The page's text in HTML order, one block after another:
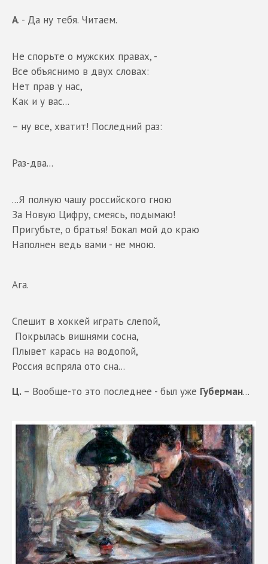
А. - Да ну тебя. Читаем.
Не спорьте о мужских правах, -
Все объяснимо в двух словах:
Нет прав у нас,
Как и у вас...
– ну все, хватит! Последний раз:
Раз-два...
...Я полную чашу российского гною
За Новую Цифру, смеясь, подымаю!
Пригубьте, о братья! Бокал мой до краю
Наполнен ведь вами - не мною.
Ага.
Спешит в хоккей играть слепой,
Покрылась вишнями сосна,
Плывет карась на водопой,
Россия вспряла ото сна...
Ц. – Вообще-то это последнее - был уже Губерман...